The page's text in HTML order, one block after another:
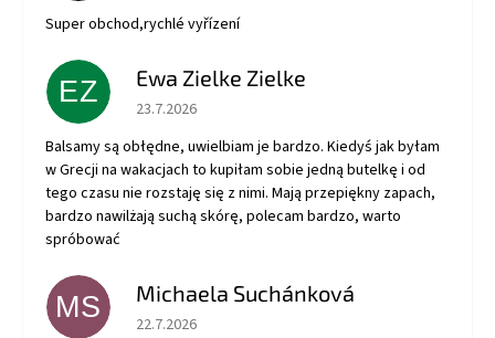
Super obchod,rychlé vyřízení
EZ Ewa Zielke Zielke
Hodnotenie obchodu je 5 z 5 hviezdičiek.
23.7.2026
Balsamy są obłędne, uwielbiam je bardzo. Kiedyś jak byłam
w Grecji na wakacjach to kupiłam sobie jedną butelkę i od
tego czasu nie rozstaję się z nimi. Mają przepiękny zapach,
bardzo nawilżają suchą skórę, polecam bardzo, warto
spróbować
MS Michaela Suchánková
Hodnotenie obchodu je 5 z 5 hviezdičiek.
22.7.2026